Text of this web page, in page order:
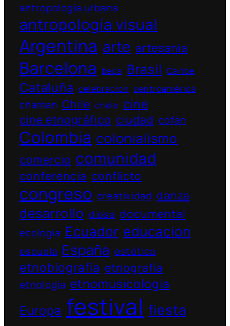
antropología urbana
antropología visual
Argentina arte artesania
Barcelona beca Brasil Caribe
Cataluña celebracion centroamérica
chaman Chile cholo cine
cine etnográfico ciudad cofán
Colombia colonialismo
comercio comunidad
conferencia conflicto
congreso creatividad danza
desarrollo diosa documental
ecologia Ecuador educacion
escuela España estética
etnobiografía etnografía
etnología etnomusicologia
Europa festival fiesta